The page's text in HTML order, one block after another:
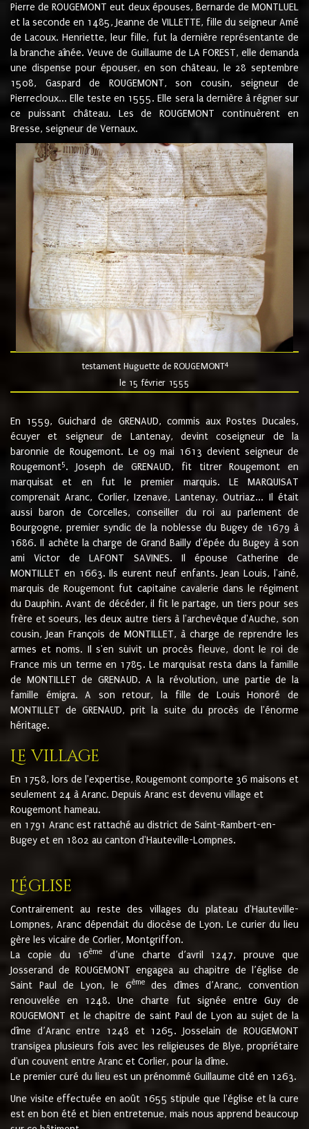
Pierre de ROUGEMONT eut deux épouses, Bernarde de MONTLUEL
et la seconde en 1485, Jeanne de VILLETTE, fille du seigneur Amé
de Lacoux. Henriette, leur fille, fut la dernière représentante de
la branche aînée. Veuve de Guillaume de LA FOREST, elle demanda
une dispense pour épouser, en son château, le 28 septembre
1508, Gaspard de ROUGEMONT, son cousin, seigneur de
Pierrecloux... Elle teste en 1555. Elle sera la dernière à régner sur
ce puissant château. Les de ROUGEMONT continuèrent en
Bresse, seigneur de Vernaux.
testament Huguette de ROUGEMONT4
le 15 février 1555
En 1559, Guichard de GRENAUD, commis aux Postes Ducales,
écuyer et seigneur de Lantenay, devint coseigneur de la
baronnie de Rougemont. Le 09 mai 1613 devient seigneur de
Rougemont5. Joseph de GRENAUD, fit titrer Rougemont en
marquisat et en fut le premier marquis. LE MARQUISAT
comprenait Aranc, Corlier, Izenave, Lantenay, Outriaz... Il était
aussi baron de Corcelles, conseiller du roi au parlement de
Bourgogne, premier syndic de la noblesse du Bugey de 1679 à
1686. Il achète la charge de Grand Bailly d'épée du Bugey à son
ami Victor de LAFONT SAVINES. Il épouse Catherine de
MONTILLET en 1663. Ils eurent neuf enfants. Jean Louis, l'ainé,
marquis de Rougemont fut capitaine cavalerie dans le régiment
du Dauphin. Avant de décéder, il fit le partage, un tiers pour ses
frère et soeurs, les deux autre tiers à l'archevêque d'Auche, son
cousin, Jean François de MONTILLET, à charge de reprendre les
armes et noms. Il s'en suivit un procès fleuve, dont le roi de
France mis un terme en 1785. Le marquisat resta dans la famille
de MONTILLET de GRENAUD. A la révolution, une partie de la
famille émigra. A son retour, la fille de Louis Honoré de
MONTILLET de GRENAUD, prit la suite du procès de l'énorme
héritage.
Le village
En 1758, lors de l'expertise, Rougemont comporte 36 maisons et
seulement 24 à Aranc. Depuis Aranc est devenu village et
Rougemont hameau.
en 1791 Aranc est rattaché au district de Saint-Rambert-en-
Bugey et en 1802 au canton d'Hauteville-Lompnes.
L'église
Contrairement au reste des villages du plateau d'Hauteville-
Lompnes, Aranc dépendait du diocèse de Lyon. Le curier du lieu
gère les vicaire de Corlier, Montgriffon.
La copie du 16ème
d’une charte d’avril 1247, prouve que
Josserand de ROUGEMONT engagea au chapitre de l’église de
Saint Paul de Lyon, le 6èmedes dîmes d’Aranc, convention
renouvelée en 1248. Une charte fut signée entre Guy de
ROUGEMONT et le chapitre de saint Paul de Lyon au sujet de la
dîme d’Aranc entre 1248 et 1265. Josselain de ROUGEMONT
transigea plusieurs fois avec les religieuses de Blye, propriétaire
d'un couvent entre Aranc et Corlier, pour la dîme.
Le premier curé du lieu est un prénommé Guillaume cité en 1263.
Une visite effectuée en août 1655 stipule que l'église et la cure
est en bon été et bien entretenue, mais nous apprend beaucoup